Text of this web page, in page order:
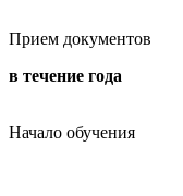
Прием документов
в течение года
Начало обучения